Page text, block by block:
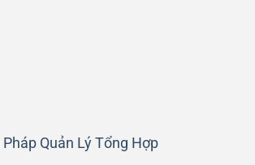
Quản Lý Tổng Hợp